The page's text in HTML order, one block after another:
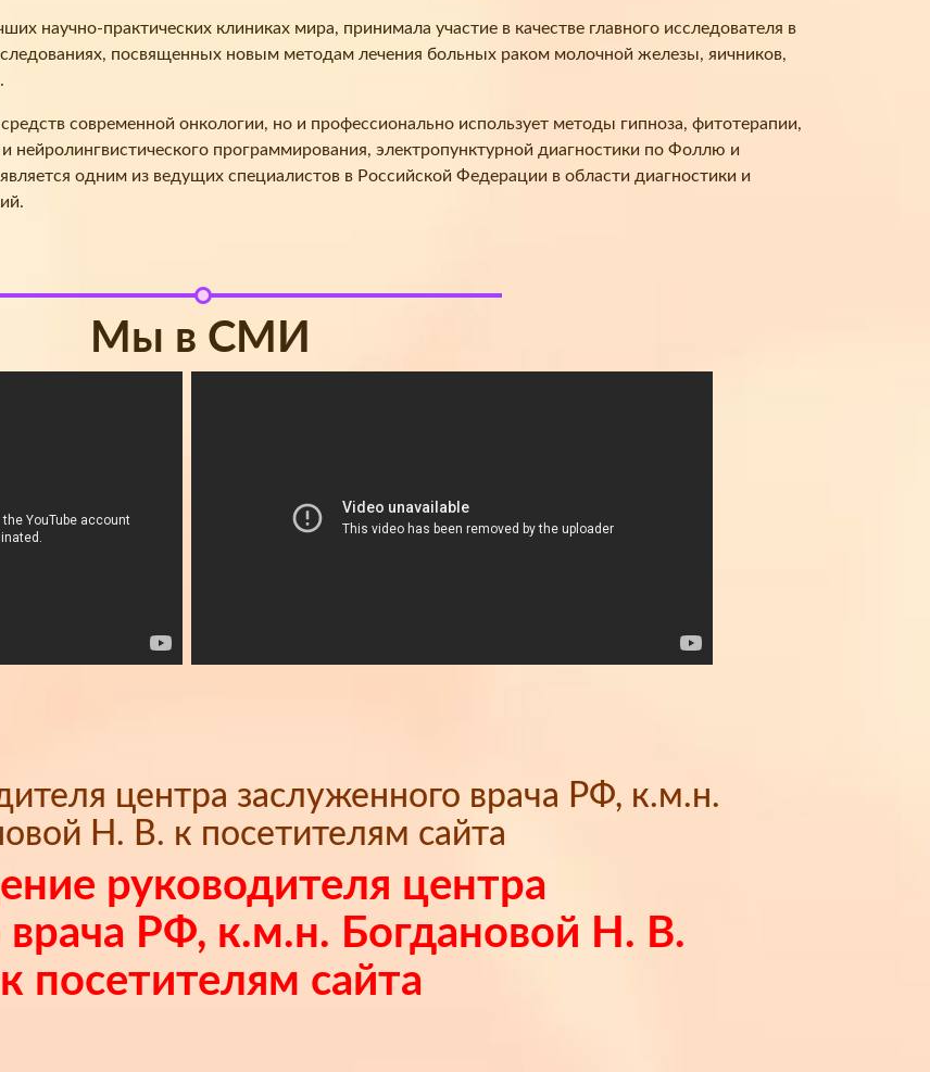
научно-практических клиниках мира, принимала участие в качестве главного исследователя в
посвященных новым методам лечения больных раком молочной железы, яичников,
современной онкологии, но и профессионально использует методы гипноза, фитотерапии,
нейролингвистического программирования, электропунктурной диагностики по Фоллю и
одним из ведущих специалистов в Российской Федерации в области диагностики и
Мы в СМИ
центра заслуженного врача РФ, к.м.н.
Н. В. к посетителям сайта
руководителя центра
врача РФ, к.м.н. Богдановой Н. В.
к посетителям сайта